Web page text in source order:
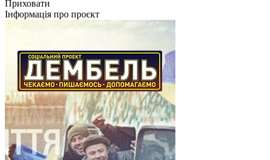
Приховати
Інформація про проєкт